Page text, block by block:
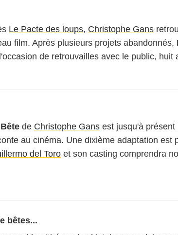
Le Pacte des loups, Christophe Gans
film. Après plusieurs projets abandonnés,
de retrouvailles avec le public, huit
de Christophe Gans est jusqu'à présent
au cinéma. Une dixième adaptation est
del Toro et son casting comprendra
bêtes...